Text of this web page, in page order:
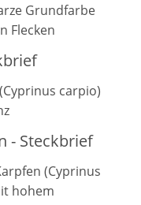
Grundfarbe
Flecken
carpio)
- Steckbrief
(Cyprinus
hohem